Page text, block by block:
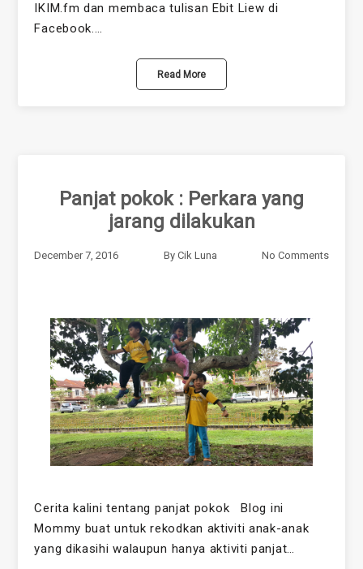
IKIM.fm dan membaca tulisan Ebit Liew di
Facebook.…
Read More
Panjat pokok : Perkara yang
jarang dilakukan
December 7, 2016 By Cik Luna No Comments
Cerita kalini tentang panjat pokok Blog ini
Mommy buat untuk rekodkan aktiviti anak-anak
yang dikasihi walaupun hanya aktiviti panjat…